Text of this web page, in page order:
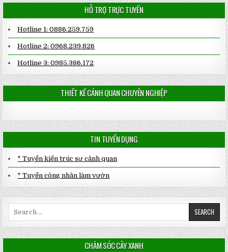
HỖ TRỢ TRỰC TUYẾN
Hotline 1: 0886.259.759
Hotline 2: 0968.239.826
Hotline 3: 0985.386.172
THIẾT KẾ CẢNH QUAN CHUYÊN NGHIỆP
TIN TUYỂN DỤNG
* Tuyển kiến trúc sư cảnh quan
* Tuyển công nhân làm vườn
CHĂM SÓC CÂY XANH